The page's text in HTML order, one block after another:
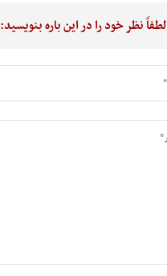
لطفاً نظر خود را در این باره بنویسید: